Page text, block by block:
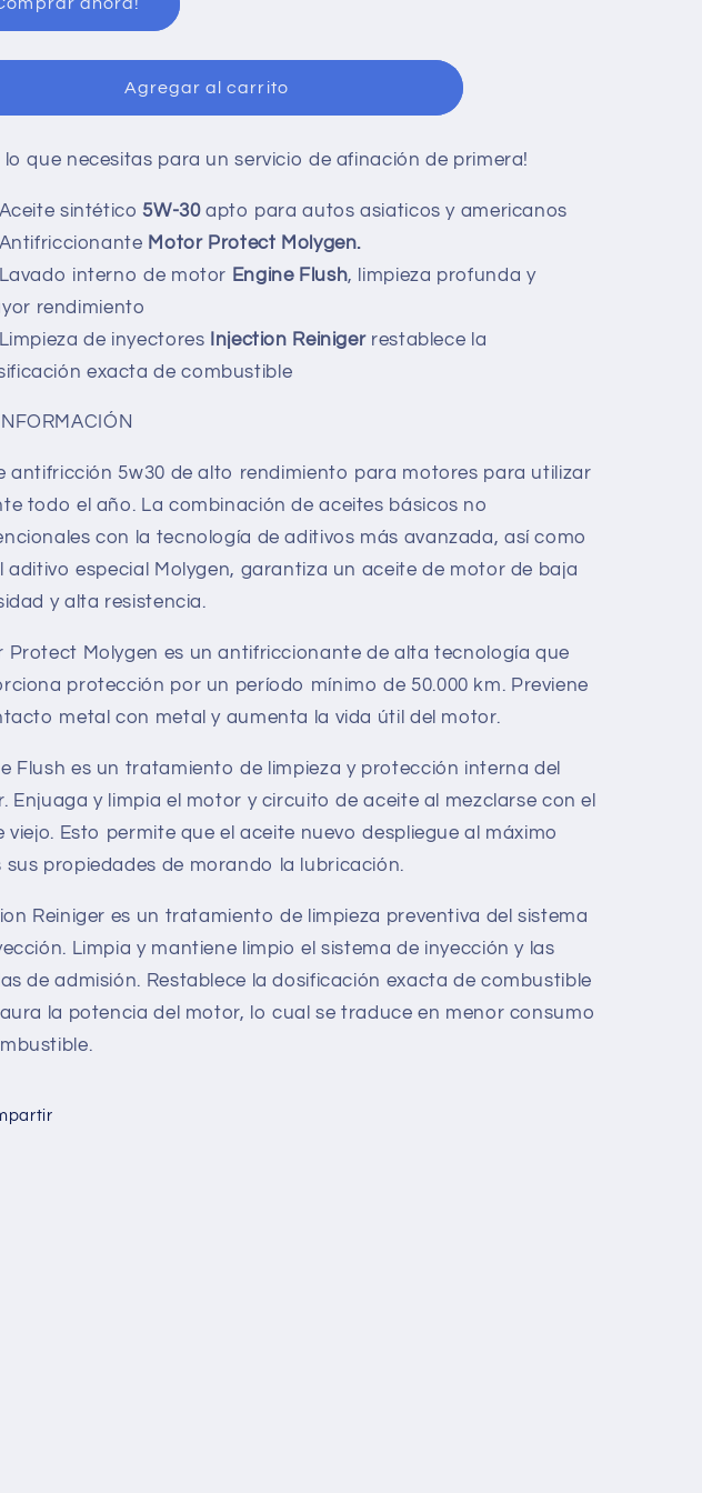
Paquete
Plus+
30
Molygen
ahora!
Agregar al carrito
lo que necesitas para un servicio de afinación de primera!
Aceite sintético 5W-30apto para autos asiaticos y americanos
Antifriccionante Motor Protect Molygen.
Lavado interno de motor Engine Flush, limpieza profunda y
rendimiento
Limpieza de inyectores
Injection Reinigerrestablece la
exacta de combustible
antifricción 5w30 de alto rendimiento para motores para utilizar
todo el año. La combinación de aceites básicos no
con la tecnología de aditivos más avanzada, así como
aditivo especial Molygen, garantiza un aceite de motor de baja
y alta resistencia.
Protect Molygen es un antifriccionante de alta tecnología que
protección por un período mínimo de 50.000 km. Previene
metal con metal y aumenta la vida útil del motor.
Flush es un tratamiento de limpieza y protección interna del
Enjuaga y limpia el motor y circuito de aceite al mezclarse con el
viejo. Esto permite que el aceite nuevo despliegue al máximo
sus propiedades de morando la lubricación.
Reiniger es un tratamiento de limpieza preventiva del sistema
Limpia y mantiene limpio el sistema de inyección y las
de admisión. Restablece la dosificación exacta de combustible
la potencia del motor, lo cual se traduce en menor consumo